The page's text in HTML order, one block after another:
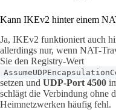
Kann IKEv2 hinter einem
Ja, IKEv2 funktioniert auch
allerdings nur, wenn NAT-
Sie den Registry-Wert
setzen und UDP-Port 4500
schlägt die Verbindung ohne
Heimnetzwerken häufig fehl.